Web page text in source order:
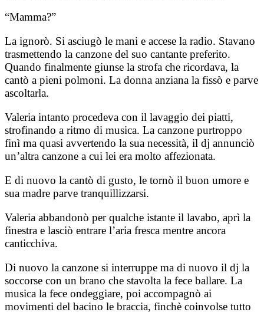
“Mamma?”
La ignorò. Si asciugò le mani e accese la radio. Stavano
trasmettendo la canzone del suo cantante preferito.
Quando finalmente giunse la strofa che ricordava, la
cantò a pieni polmoni. La donna anziana la fissò e parve
ascoltarla.
Valeria intanto procedeva con il lavaggio dei piatti,
strofinando a ritmo di musica. La canzone purtroppo
finì ma quasi avvertendo la sua necessità, il dj annunciò
un’altra canzone a cui lei era molto affezionata.
E di nuovo la cantò di gusto, le tornò il buon umore e
sua madre parve tranquillizzarsi.
Valeria abbandonò per qualche istante il lavabo, aprì la
finestra e lasciò entrare l’aria fresca mentre ancora
canticchiva.
Di nuovo la canzone si interruppe ma di nuovo il dj la
soccorse con un brano che stavolta la fece ballare. La
musica la fece ondeggiare, poi accompagnò ai
movimenti del bacino le braccia, finchè coinvolse tutto